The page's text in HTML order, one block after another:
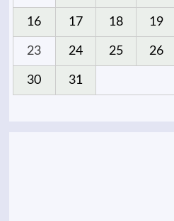
16 17 18 19
23 24 25 26
30 31